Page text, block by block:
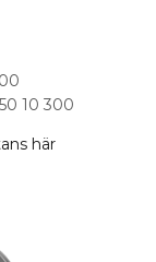
10 300
här